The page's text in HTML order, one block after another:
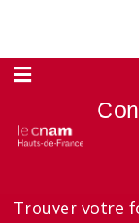
France
Trouver votre